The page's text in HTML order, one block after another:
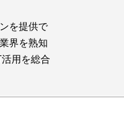
を提供で
界を熟知
用を総合